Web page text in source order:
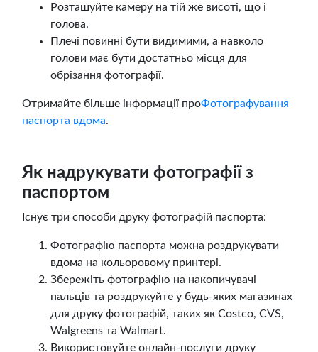
Розташуйте камеру на тій же висоті, що і
голова.
Плечі повинні бути видимими, а навколо
голови має бути достатньо місця для
обрізання фотографії.
Отримайте більше інформації проФотографування
паспорта вдома.
Як надрукувати фотографії з
паспортом
Існує три способи друку фотографій паспорта:
Фотографію паспорта можна роздрукувати
вдома на кольоровому принтері.
Збережіть фотографію на накопичувачі
пальців та роздрукуйте у будь-яких магазинах
для друку фотографій, таких як Costco, CVS,
Walgreens та Walmart.
Використовуйте онлайн-послуги друку